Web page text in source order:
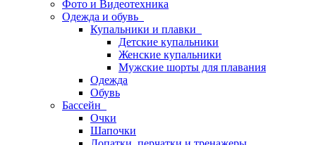
Фото и Видеотехника
Одежда и обувь
Купальники и плавки
Детские купальники
Женские купальники
Мужские шорты для плавания
Одежда
Обувь
Бассейн
Очки
Шапочки